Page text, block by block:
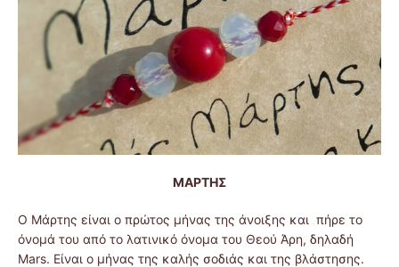
ΜΑΡΤΗΣ
Ο Μάρτης είναι ο πρώτος μήνας της άνοιξης και πήρε το
όνομά του από το λατινικό όνομα του Θεού Άρη, δηλαδή
Mars. Είναι ο μήνας της καλής σοδιάς και της βλάστησης.